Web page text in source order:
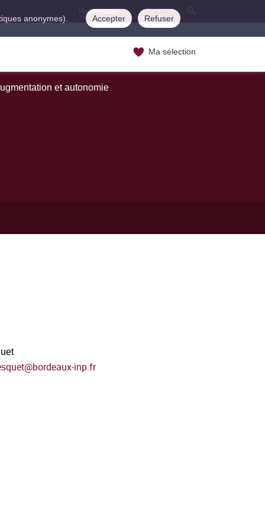
anonymes). Accepter Refuser
Ma sélection
et autonomie
@bordeaux-inp.fr